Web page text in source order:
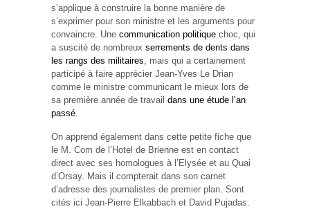
s’applique à construire la bonne manière de
s’exprimer pour son ministre et les arguments pour
convaincre. Une communication politique choc, qui
a suscité de nombreux serrements de dents dans
les rangs des militaires , mais qui a certainement
participé à faire apprécier Jean-Yves Le Drian
comme le ministre communicant le mieux lors de
sa première année de travail dans une étude l’an
passé
On apprend également dans cette petite fiche que
le M. Com de l’Hotel de Brienne est en contact
direct avec ses homologues à l’Elysée et au Quai
d’Orsay. Mais il compterait dans son carnet
d’adresse des journalistes de premier plan. Sont
cités ici Jean-Pierre Elkabbach et David Pujadas.